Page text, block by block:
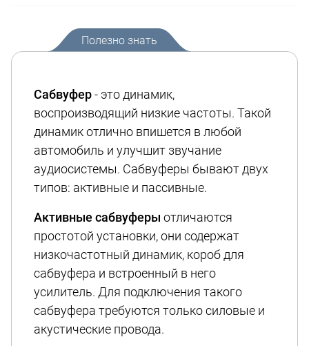
Полезно знать
Сабвуфер- это динамик,
воспроизводящий низкие частоты. Такой
динамик отлично впишется в любой
автомобиль и улучшит звучание
аудиосистемы. Сабвуферы бывают двух
типов: активные и пассивные.
Активные сабвуферы отличаются
простотой установки, они содержат
низкочастотный динамик, короб для
сабвуфера и встроенный в него
усилитель. Для подключения такого
сабвуфера требуются только силовые и
акустические провода.